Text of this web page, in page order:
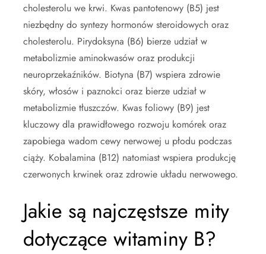
cholesterolu we krwi. Kwas pantotenowy (B5) jest
niezbędny do syntezy hormonów steroidowych oraz
cholesterolu. Pirydoksyna (B6) bierze udział w
metabolizmie aminokwasów oraz produkcji
neuroprzekaźników. Biotyna (B7) wspiera zdrowie
skóry, włosów i paznokci oraz bierze udział w
metabolizmie tłuszczów. Kwas foliowy (B9) jest
kluczowy dla prawidłowego rozwoju komórek oraz
zapobiega wadom cewy nerwowej u płodu podczas
ciąży. Kobalamina (B12) natomiast wspiera produkcję
czerwonych krwinek oraz zdrowie układu nerwowego.
Jakie są najczęstsze mity
dotyczące witaminy B?